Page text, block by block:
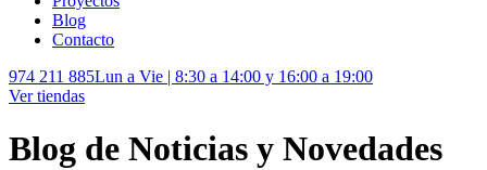
Blog
Contacto
974 211 885Lun a Vie | 8:30 a 14:00 y 16:00 a 19:00
Ver tiendas
Blog de Noticias y Novedades